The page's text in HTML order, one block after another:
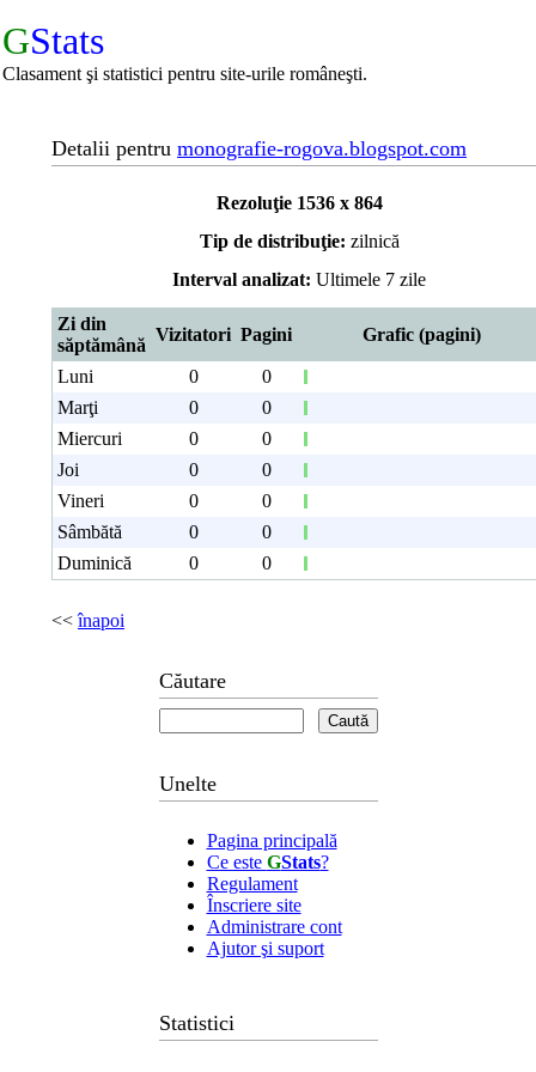
GStats
Clasament şi statistici pentru site-urile româneşti.
Căutare
Unelte
Pagina principală
Ce este GStats?
Regulament
Înscriere site
Administrare cont
Ajutor şi suport
Statistici
Detalii pentru monografie-rogova.blogspot.com
Rezoluţie 1536 x 864
Tip de distribuţie: zilnică
Interval analizat: Ultimele 7 zile
Zi din
săptămână
Vizitatori Pagini Grafic (pagini)
Luni 0
0
Marţi
0
0
Miercuri
0
0
Joi
0
0
Vineri
0
0
Sâmbătă
0
0
Duminică
0 0
<<înapoi